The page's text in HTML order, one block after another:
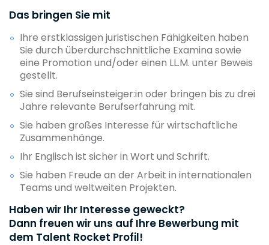
Das bringen Sie mit
Ihre erstklassigen juristischen Fähigkeiten haben
Sie durch überdurchschnittliche Examina sowie
eine Promotion und/oder einen LL.M. unter Beweis
gestellt.
Sie sind Berufseinsteiger:in oder bringen bis zu drei
Jahre relevante Berufserfahrung mit.
Sie haben großes Interesse für wirtschaftliche
Zusammenhänge.
Ihr Englisch ist sicher in Wort und Schrift.
Sie haben Freude an der Arbeit in internationalen
Teams und weltweiten Projekten.
Haben wir Ihr Interesse geweckt?
Dann freuen wir uns auf Ihre Bewerbung mit
dem Talent Rocket Profil!